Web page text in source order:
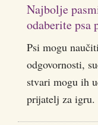
Najbolje
odaberite psa
Psi mogu
odgovornosti,
stvari mogu ih
prijatelj za igru.